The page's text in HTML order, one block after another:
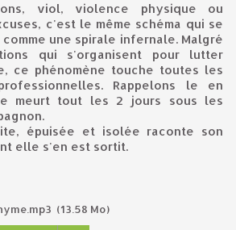
c'est le même schéma qui se
une spirale infernale. Malgré
qui s'organisent pour lutter
ce phénomène touche toutes les
Rappelons le en
meurt tout les 2 jours sous les
épuisée et isolée raconte son
elle s'en est sortit.
(13.58 Mo)